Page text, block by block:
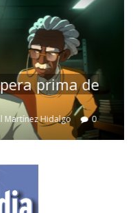
prima de
Martínez Hidalgo 0